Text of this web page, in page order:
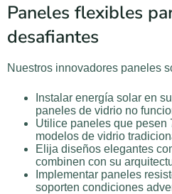
Paneles flexibles
desafiantes
Nuestros innovadores paneles
Instalar energía solar en
paneles de vidrio no
Utilice paneles que pesen
modelos de vidrio
Elija diseños elegantes
combinen con su
Implementar paneles
soporten condiciones